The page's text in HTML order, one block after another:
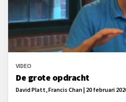
VIDEO
De grote opdracht
David Platt, Francis Chan | 20 februari